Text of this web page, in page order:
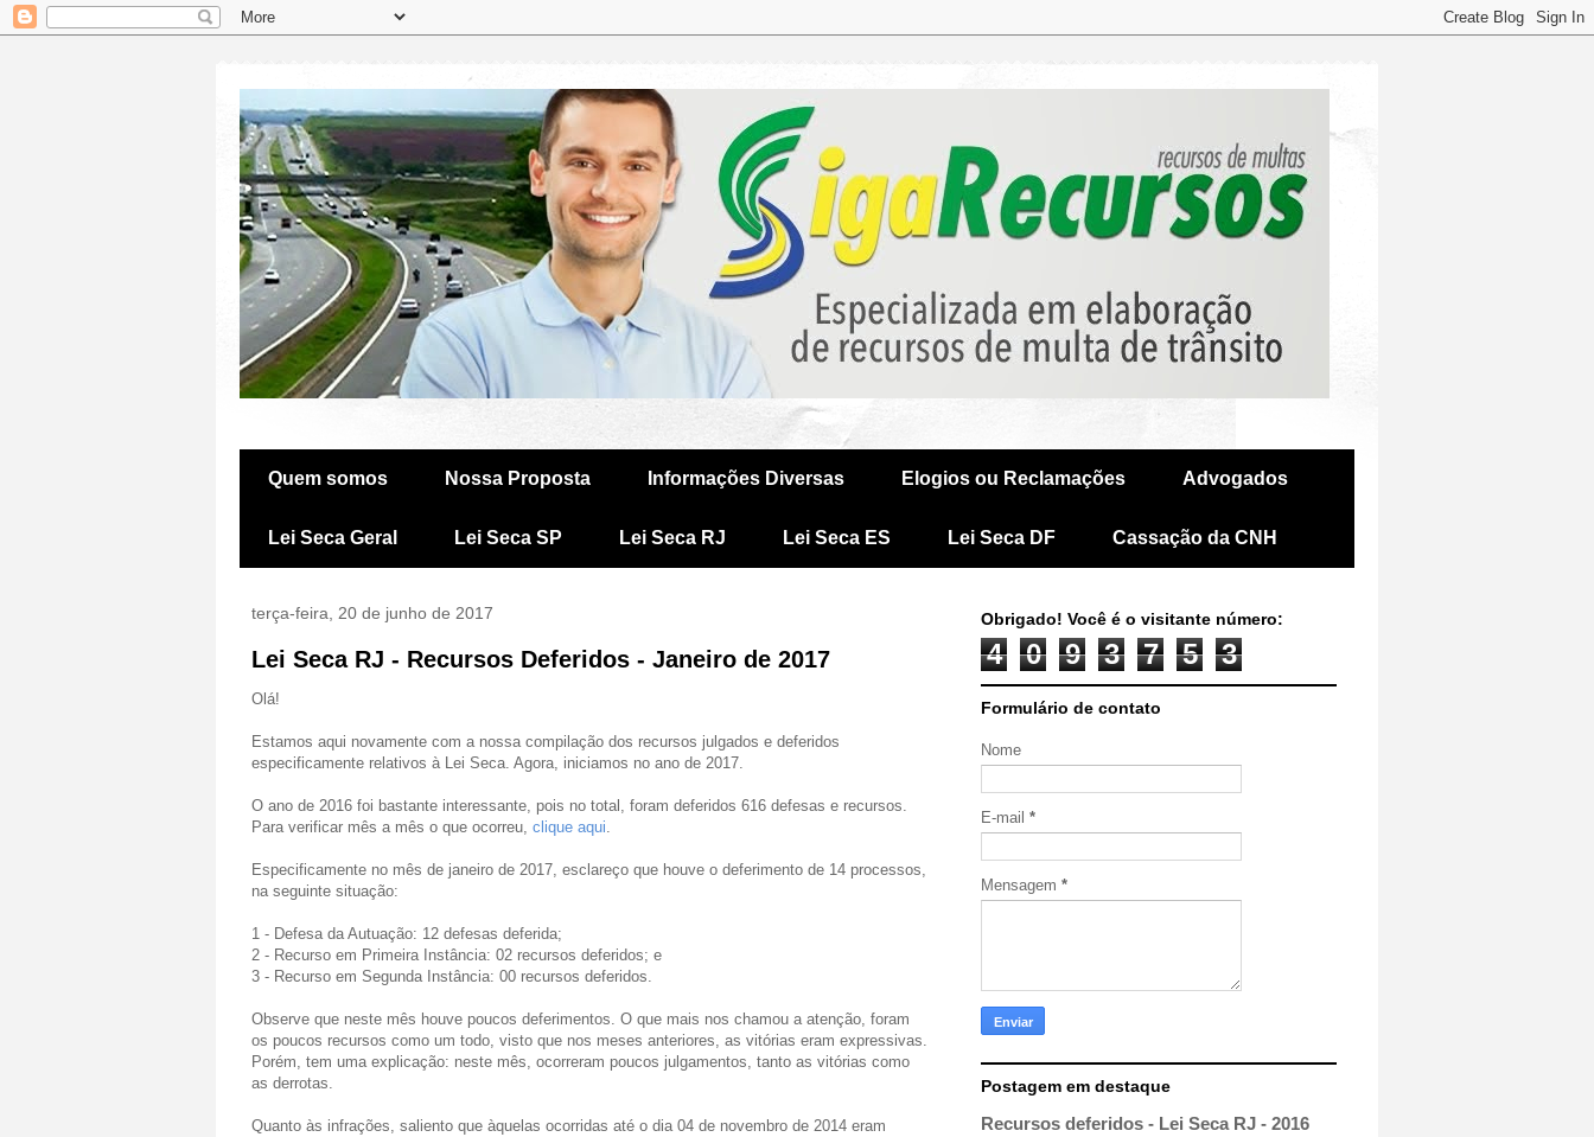
Quem somos Nossa Proposta Informações Diversas Elogios ou Reclamações Advogados
Lei Seca Geral Lei Seca SP Lei Seca RJ Lei Seca ES Lei Seca DF Cassação da CNH
terça-feira, 20 de junho de 2017
Lei Seca RJ - Recursos Deferidos - Janeiro de 2017
Olá!
Estamos aqui novamente com a nossa compilação dos recursos julgados e deferidos
especificamente relativos à Lei Seca. Agora, iniciamos no ano de 2017.
O ano de 2016 foi bastante interessante, pois no total, foram deferidos 616 defesas e recursos.
Para verificar mês a mês o que ocorreu, clique aqui.
Especificamente no mês de janeiro de 2017, esclareço que houve o deferimento de 14 processos,
na seguinte situação:
1 - Defesa da Autuação: 12 defesas deferida;
2 - Recurso em Primeira Instância: 02 recursos deferidos; e
3 - Recurso em Segunda Instância: 00 recursos deferidos.
Observe que neste mês houve poucos deferimentos. O que mais nos chamou a atenção, foram
os poucos recursos como um todo, visto que nos meses anteriores, as vitórias eram expressivas.
Porém, tem uma explicação: neste mês, ocorreram poucos julgamentos, tanto as vitórias como
as derrotas.
Quanto às infrações, saliento que àquelas ocorridas até o dia 04 de novembro de 2014 eram
Obrigado! Você é o visitante número:
4 0 9 3 7 5 3
Formulário de contato
Nome
E-mail *
Mensagem *
Postagem em destaque
Recursos deferidos - Lei Seca RJ - 2016